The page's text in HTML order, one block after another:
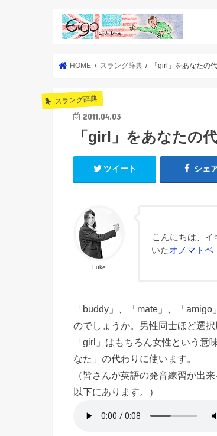
HOME スラング辞典 「girl」をあなたの
スラング辞典
2011.04.03
「girl」をあなたの
ツイート シェ
Luke
こんにちは、
いたオノマトペ
「buddy」、「mate」、「
のでしょうか。男性同士ほど選
「girl」はもちろん女性という
なた」の代わりに使います。
（皆さんが英語の発音練習が出
以下にあります。）